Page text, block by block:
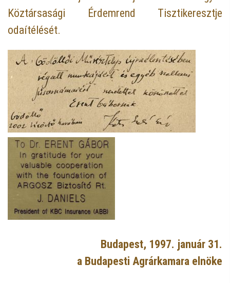
Köztársasági Érdemrend Tisztikeresztje
odaítélését.
Budapest, 1997. január 31.
a Budapesti Agrárkamara elnöke